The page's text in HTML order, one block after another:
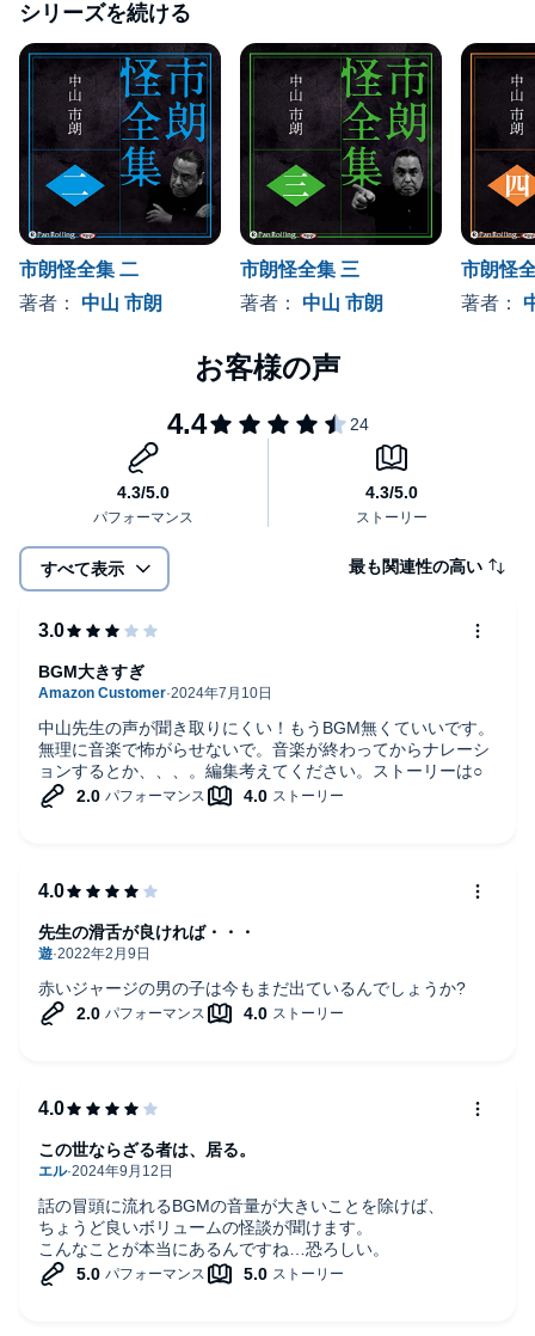
そんな時代には怪談などというものは、死滅しているだろ
う……。
【15日に行きます】(27分)
今は造園業を営むFさん。独り暮らしのアパートで「15日に行き
ます」という女の声が、毎夜決まった時間に聞こえるようにな
【大阿闍梨】(19分)
だん職員室ではその話が現実なものであると囁かれるわうにな
梨に来てもらうことになったが……。
【阿闍梨のお札】(9分)
10年ほど前、筆者の元にかかってきた電話。それはある映像作家
からの報告であったが、それがあの大阿闍梨が解決したはずの千
葉県の中学校での後日談。
お札が剥がされ、また学校に怪異が起こっているという。彼は学
校から霊査を依頼され、その様子をドキュメンタリーにするとい
うが……。
シリーズを続ける
市朗怪全集 二
著者： 中山 市朗
市朗怪全集 三
著者： 中山 市朗
市朗怪
著者：
すべて表示 最も関連性の高い
中山先生の声が聞き取りにくい！もうBGM無くていいです。
無理に音楽で怖がらせないで。音楽が終わってからナレーシ
ョンするとか、、、。編集考えてください。ストーリーは○
BGM大きすぎ
赤いジャージの男の子は今もまだ出ているんでしょうか?
先生の滑舌が良ければ・・・
話の冒頭に流れるBGMの音量が大きいことを除けば、
ちょうど良いボリュームの怪談が聞けます。
こんなことが本当にあるんですね…恐ろしい。
この世ならざる者は、居る。